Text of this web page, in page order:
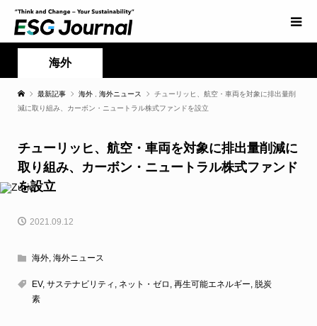
海外
最新記事 海外 海外ニュース
チューリッヒ、航空・車両を対象に排出量削
減に取り組み、カーボン・ニュートラル株式ファンドを設立
チューリッヒ、航空・車両を対象に排出量削減に
取り組み、カーボン・ニュートラル株式ファンド
を設立
2021.09.12
海外, 海外ニュース
EV, サステナビリティ , ネット・ゼロ , 再生可能エネルギー, 脱炭
素